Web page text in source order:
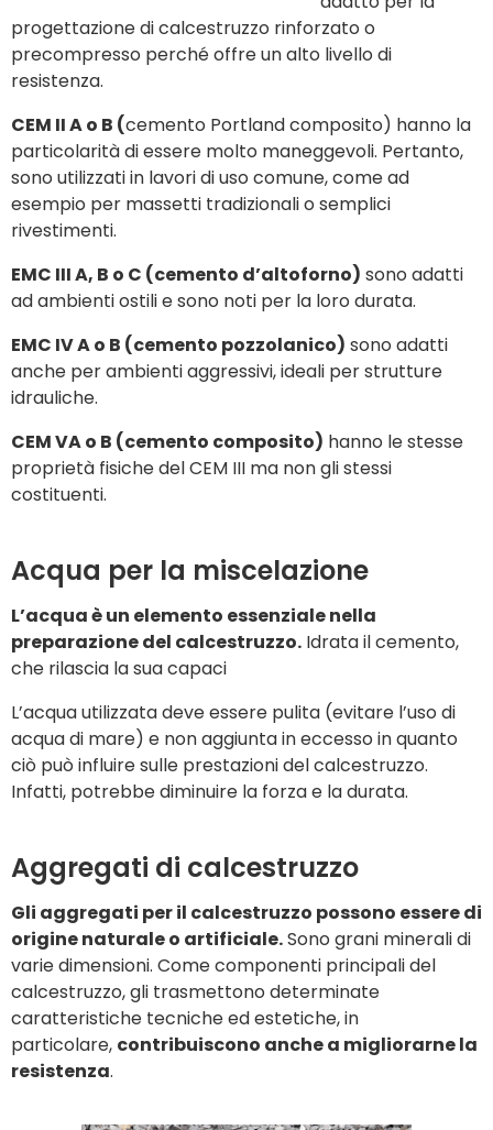
progettazione di calcestruzzo rinforzato o
precompresso perché offre un alto livello di
resistenza.
CEM II A o B (cemento Portland composito) hanno la
particolarità di essere molto maneggevoli. Pertanto,
sono utilizzati in lavori di uso comune, come ad
esempio per massetti tradizionali o semplici
rivestimenti.
EMC III A, B o C (cemento d’altoforno) sono adatti
ad ambienti ostili e sono noti per la loro durata.
EMC IV A o B (cemento pozzolanico) sono adatti
anche per ambienti aggressivi, ideali per strutture
idrauliche.
CEM VA o B (cemento composito) hanno le stesse
proprietà fisiche del CEM III ma non gli stessi
costituenti.
Acqua per la miscelazione
L’acqua è un elemento essenziale nella
preparazione del calcestruzzo. Idrata il cemento,
che rilascia la sua capaci
L’acqua utilizzata deve essere pulita (evitare l’uso di
acqua di mare) e non aggiunta in eccesso in quanto
ciò può influire sulle prestazioni del calcestruzzo.
Infatti, potrebbe diminuire la forza e la durata.
Aggregati di calcestruzzo
Gli aggregati per il calcestruzzo possono essere di
origine naturale o artificiale.Sono grani minerali di
varie dimensioni. Come componenti principali del
calcestruzzo, gli trasmettono determinate
caratteristiche tecniche ed estetiche, in
particolare, contribuiscono anche a migliorarne la
resistenza.